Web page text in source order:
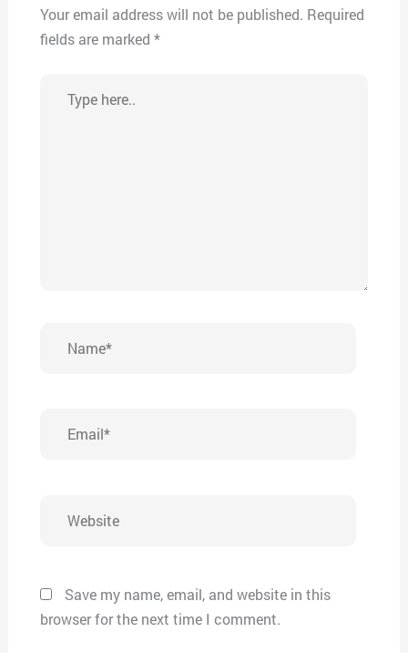
Your email address will not be published. Required
fields are marked *
here..
Save my name, email, and website in this
browser for the next time I comment.